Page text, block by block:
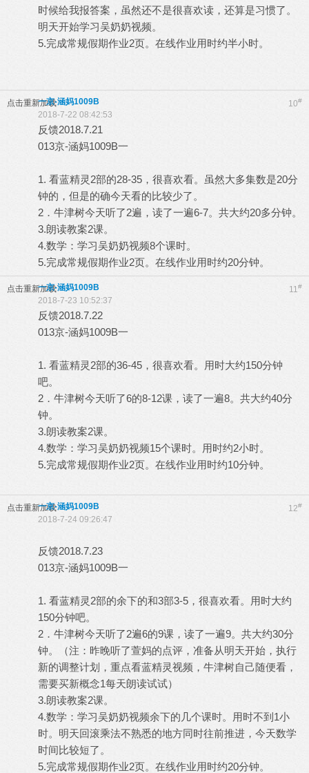
时候给我报答案，虽然还不是很喜欢读，还算是习惯了。
明天开始学习吴奶奶视频。
5.完成常规假期作业2页。在线作业用时约半小时。
点击重新加载 10#
一京-涵妈1009B
2018-7-22 08:42:53
反馈2018.7.21
013京-涵妈1009B一
1. 看蓝精灵2部的28-35，很喜欢看。虽然大多集数是20分
钟的，但是的确今天看的比较少了。
2．牛津树今天听了2遍，读了一遍6-7。共大约20多分钟。
3.朗读教案2课。
4.数学：学习吴奶奶视频8个课时。
5.完成常规假期作业2页。在线作业用时约20分钟。
点击重新加载 11#
一京-涵妈1009B
2018-7-23 10:52:37
反馈2018.7.22
013京-涵妈1009B一
1. 看蓝精灵2部的36-45，很喜欢看。用时大约150分钟
吧。
2．牛津树今天听了6的8-12课，读了一遍8。共大约40分
钟。
3.朗读教案2课。
4.数学：学习吴奶奶视频15个课时。用时约2小时。
5.完成常规假期作业2页。在线作业用时约10分钟。
点击重新加载 12#
一京-涵妈1009B
2018-7-24 09:26:47
反馈2018.7.23
013京-涵妈1009B一
1. 看蓝精灵2部的余下的和3部3-5，很喜欢看。用时大约
150分钟吧。
2．牛津树今天听了2遍6的9课，读了一遍9。共大约30分
钟。（注：昨晚听了萱妈的点评，准备从明天开始，执行
新的调整计划，重点看蓝精灵视频，牛津树自己随便看，
需要买新概念1每天朗读试试）
3.朗读教案2课。
4.数学：学习吴奶奶视频余下的几个课时。用时不到1小
时。明天回滚乘法不熟悉的地方同时往前推进，今天数学
时间比较短了。
5.完成常规假期作业2页。在线作业用时约20分钟。